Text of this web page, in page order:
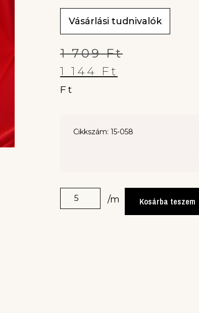
Vásárlási tudnivalók
1 709Ft
1 144 Ft
Ft
Cikkszám: 15-058
/m Kosárba teszem